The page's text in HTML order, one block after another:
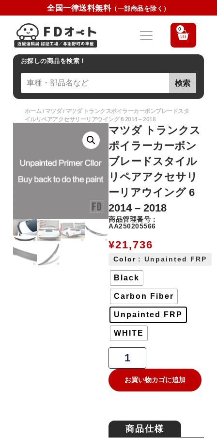
全国一律送料無料（一部商品を除く）
0
お探しの商品を検索！
検索
ホーム / マツダ/ マツダ トランクスポイラーカーボンブレードスタ
イルリペアアクセサリーリアウイング 6 2014 – 2018
マツダ トランクス
ポイラーカーボン
ブレードスタイル
リペアアクセサリ
ーリアウイング 6
2014 – 2018
商品管理番号：
AA250205566
¥21,736
Color : Unpainted FRP
Black
Carbon Fiber
Unpainted FRP
WHITE
お買い物カゴに追加
商品仕様